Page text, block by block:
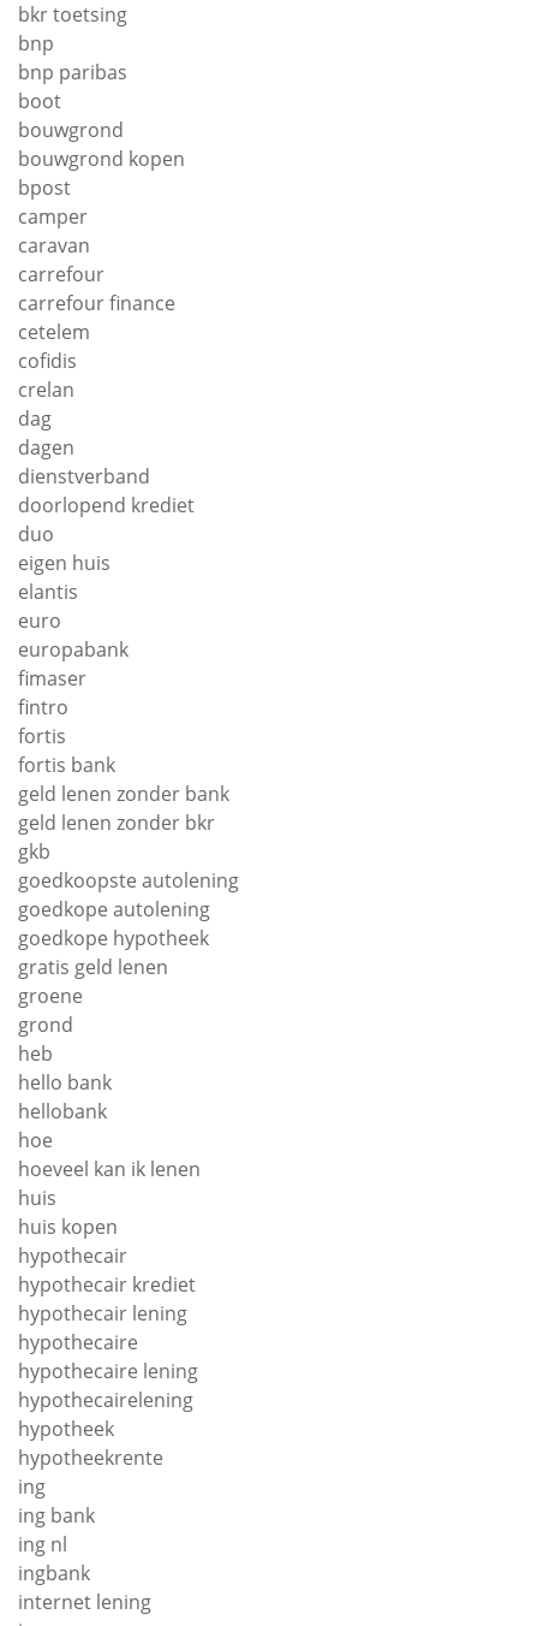
bkr toetsing
bnp
bnp paribas
boot
bouwgrond
bouwgrond kopen
bpost
camper
caravan
carrefour
carrefour finance
cetelem
cofidis
crelan
dag
dagen
dienstverband
doorlopend krediet
duo
eigen huis
elantis
euro
europabank
fimaser
fintro
fortis
fortis bank
geld lenen zonder bank
geld lenen zonder bkr
gkb
goedkoopste autolening
goedkope autolening
goedkope hypotheek
gratis geld lenen
groene
grond
heb
hello bank
hellobank
hoe
hoeveel kan ik lenen
huis
huis kopen
hypothecair
hypothecair krediet
hypothecair lening
hypothecaire
hypothecaire lening
hypothecairelening
hypotheek
hypotheekrente
ing
ing bank
ing nl
ingbank
internet lening